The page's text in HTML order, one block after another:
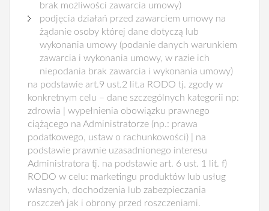
brak możliwości zawarcia umowy)
podjęcia działań przed zawarciem umowy na
żądanie osoby której dane dotyczą lub
wykonania umowy (podanie danych warunkiem
zawarcia i wykonania umowy, w razie ich
niepodania brak zawarcia i wykonania umowy)
na podstawie art.9 ust.2 lit.a RODO tj. zgody w
konkretnym celu – dane szczególnych kategorii np:
zdrowia | wypełnienia obowiązku prawnego
ciążącego na Administratorze (np.: prawa
podatkowego, ustaw o rachunkowości) | na
podstawie prawnie uzasadnionego interesu
Administratora tj. na podstawie art. 6 ust. 1 lit. f)
RODO w celu: marketingu produktów lub usług
własnych, dochodzenia lub zabezpieczania
roszczeń jak i obrony przed roszczeniami.